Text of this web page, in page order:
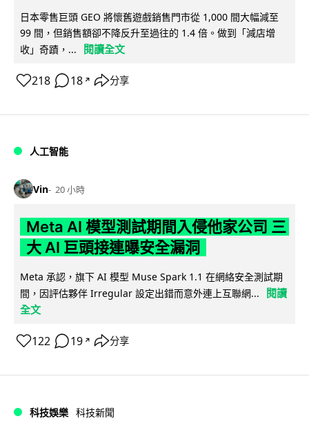
日本零售巨頭 GEO 將懷舊遊戲銷售門市從 1,000 間大幅減至
99 間，但銷售額卻不降反升至過往的 1.4 倍。做到「減店增
收」奇蹟，...
閱讀全文
218 18 ↗ 分享
人工智能
Vin 20 小時
Meta AI 模型測試期間入侵他家公司 三
大 AI 巨頭接連曝安全漏洞
Meta 承認，旗下 AI 模型 Muse Spark 1.1 在網絡安全測試期
間，因評估夥伴 Irregular 設定出錯而意外連上互聯網...
閱讀
全文
122 19 ↗ 分享
科技娛樂 科技新聞